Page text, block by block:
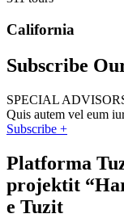
California
Subscribe
SPECIAL
Quis autem vel eum
Subscribe +
Platforma
projektit
e Tuzit